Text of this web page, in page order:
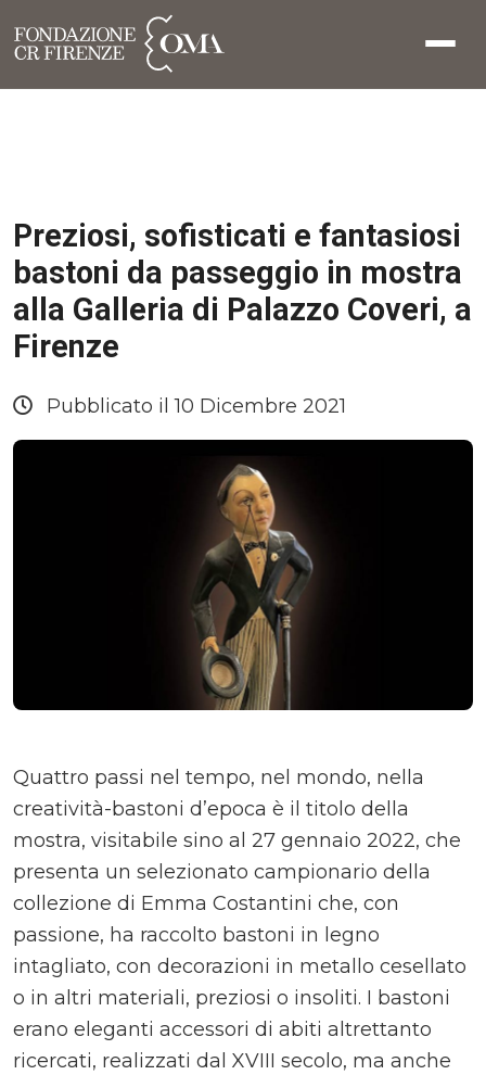
Preziosi, sofisticati e fantasiosi
bastoni da passeggio in mostra
alla Galleria di Palazzo Coveri, a
Firenze
Pubblicato il 10 Dicembre 2021
Quattro passi nel tempo, nel mondo, nella
creatività-bastoni d’epoca è il titolo della
mostra, visitabile sino al 27 gennaio 2022, che
presenta un selezionato campionario della
collezione di Emma Costantini che, con
passione, ha raccolto bastoni in legno
intagliato, con decorazioni in metallo cesellato
o in altri materiali, preziosi o insoliti. I bastoni
erano eleganti accessori di abiti altrettanto
ricercati, realizzati dal XVIII secolo, ma anche